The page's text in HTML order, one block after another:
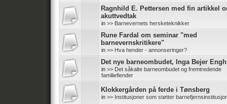
Ragnhild E. Pettersen med fin artikkel
akuttvedtak
in >> Barnevernets hersketeknikker
Rune Fardal om seminar "med
barnevernskritikere"
in >> Hva hender - annonseringer?
Det nye barneombudet, Inga Bejer Engh
in >> Det såkalte barneombudet og fremtredende
familiefiender
Klokkergården på ferde i Tønsberg
in >> Institusjoner som støtter